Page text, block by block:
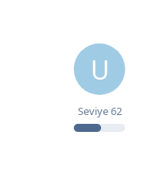
U
Seviye62